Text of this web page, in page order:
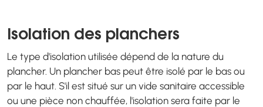
Isolation des planchers
Le type d'isolation utilisée dépend de la nature du
plancher. Un plancher bas peut être isolé par le bas ou
par le haut. S'il est situé sur un vide sanitaire accessible
ou une pièce non chauffée, l'isolation sera faite par le